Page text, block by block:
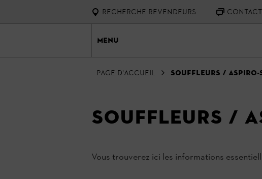
RECHERCHE REVENDEURS CONTACT
Menu
Page d'accueil Souffleurs /
Souffleurs /
Vous trouverez ici les informations